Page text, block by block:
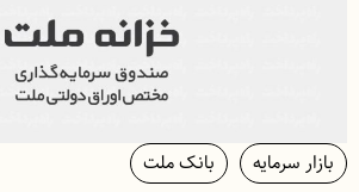
بازار سرمایه بانک ملت